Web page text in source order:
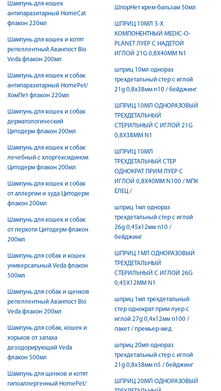
Шампунь для кошек
антипаразитарный HomeCat
флакон 220мл
Шампунь для кошек и котят
репеллентный Аванпост Bio
Veda флакон 200мл
Шампунь для кошек и собак
антипаразитарный HomePet/
ХомПет флакон 220мл
Шампунь для кошек и собак
дерматологический
Цитодерм флакон 200мл
Шампунь для кошек и собак
лечебный с хлоргексидином
Цитодерм флакон 200мл
Шампунь для кошек и собак
от аллергии и зуда Цитодерм
флакон 200мл
Шампунь для кошек и собак
от перхоти Цитодерм флакон
200мл
Шампунь для собак и кошек
универсальный Veda флакон
500мл
Шампунь для собак и щенков
репеллентный Аванпост Bio
Veda флакон 200мл
Шампунь для собак, кошек и
хорьков от запаха
дезодорирующий Veda
флакон 500мл
Шампунь для щенков и котят
гипоаллергенный HomePet/
ШпорНет крем-бальзам 50мл
ШПРИЦ 10МЛ 3-Х
КОМПОНЕНТНЫЙ MEDIC-O-
PLANET ЛУЕР C НАДЕТОЙ
ИГЛОЙ 21G 0,8X40ММ N1
шприц 10мл однораз
трехдетальный стер c иглой
21g 0,8х38мм n10 / бейджинг
ШПРИЦ 10МЛ ОДНОРАЗОВЫЙ
ТРЕХДЕТАЛЬНЫЙ
СТЕРИЛЬНЫЙ C ИГЛОЙ 21G
0,8Х38ММ N1
ШПРИЦ 10МЛ
ТРЕХДЕТАЛЬНЫЙ СТЕР
ОДНОКРАТ ПРИМ ЛУЕР C
ИГЛОЙ 0,8Х40ММ N100 / МПК
ЕЛЕЦ /
шприц 1мл однораз
трехдетальный стер c иглой
26g 0,45х12мм n10 /
бейджинг
ШПРИЦ 1МЛ ОДНОРАЗОВЫЙ
ТРЕХДЕТАЛЬНЫЙ
СТЕРИЛЬНЫЙ C ИГЛОЙ 26G
0,45Х12ММ N1
шприц 1мл трехдетальный
стер однократ прим луер c
иглой 27g 0,4х12мм n100 /
пакет / премьер-мед
шприц 20мл однораз
трехдетальный стер c иглой
21g 0,8х38мм n5 / бейджинг
ШПРИЦ 20МЛ ОДНОРАЗОВЫЙ